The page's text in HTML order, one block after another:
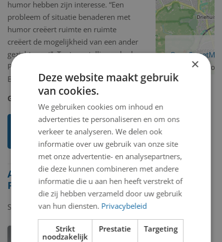
humor hebben zijn interesse. “Een
probleem of situatie benaderen met
humor creëert ruimte en ruimte
creëert de mogelijkheid van een ander
gezichtspunt”. Tentoonstellingen had
Pheil in diverse Nederlandse, Duitse,
Belgische en Amerikaanse steden.
Geboorteplaats: Detroit (VS) - 1929
Ik weet meer over deze
kunstenaar
Alle beelden van Gordon
Pheil
Showing1-1of1item.
×
Deze website maakt gebruik
van cookies.
We gebruiken cookies om inhoud en
advertenties te personaliseren en om ons
verkeer te analyseren. We delen ook
informatie over uw gebruik van onze site
met onze advertentie- en analysepartners,
die deze kunnen combineren met andere
informatie die u aan hen heeft verstrekt of
die zij hebben verzameld door uw gebruik
van hun diensten. Privacybeleid
Strikt
noodzakelijk
Prestatie Targeting